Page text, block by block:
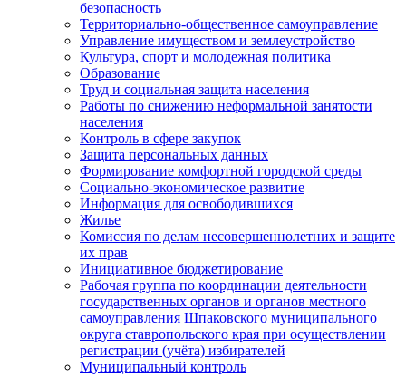
безопасность
Территориально-общественное самоуправление
Управление имуществом и землеустройство
Культура, спорт и молодежная политика
Образование
Труд и социальная защита населения
Работы по снижению неформальной занятости
населения
Контроль в сфере закупок
Защита персональных данных
Формирование комфортной городской среды
Социально-экономическое развитие
Информация для освободившихся
Жилье
Комиссия по делам несовершеннолетних и защите
их прав
Инициативное бюджетирование
Рабочая группа по координации деятельности
государственных органов и органов местного
самоуправления Шпаковского муниципального
округа ставропольского края при осуществлении
регистрации (учёта) избирателей
Муниципальный контроль